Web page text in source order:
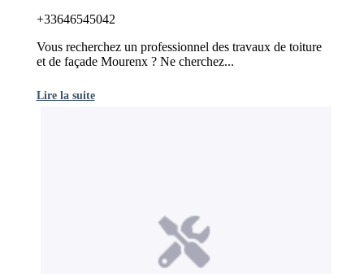
+33646545042
Vous recherchez un professionnel des travaux de toiture
et de façade Mourenx ? Ne cherchez...
Lire la suite